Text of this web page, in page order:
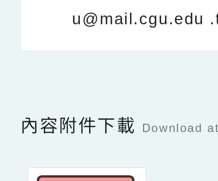
u@mail.cgu.edu
內容附件下載 Download